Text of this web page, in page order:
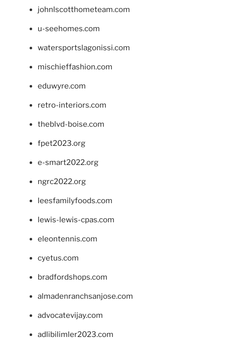
johnlscotthometeam.com
u-seehomes.com
watersportslagonissi.com
mischieffashion.com
eduwyre.com
retro-interiors.com
theblvd-boise.com
fpet2023.org
e-smart2022.org
ngrc2022.org
leesfamilyfoods.com
lewis-lewis-cpas.com
eleontennis.com
cyetus.com
bradfordshops.com
almadenranchsanjose.com
advocatevijay.com
adlibilimler2023.com